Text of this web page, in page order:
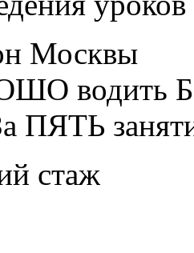
Москвы
водить
ПЯТЬ
стаж